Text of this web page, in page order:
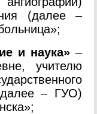
(далее –
и наука» –
учителю
– ГУО)